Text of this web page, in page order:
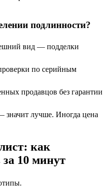
подлинности?
вид — подделки
по серийным
продавцов без гарантии
значит лучше. Иногда цена
как
за 10 минут